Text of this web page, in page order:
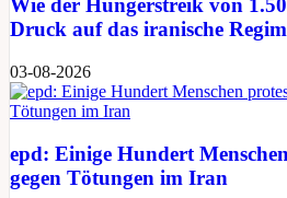
Wie der Hungerstreik von
Druck auf das iranische
03-08-2026
epd: Einige Hundert
gegen Tötungen im Iran